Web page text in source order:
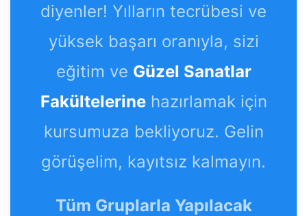
diyenler! Yılların tecrübesi ve
yüksek başarı oranıyla, sizi
eğitim ve Güzel Sanatlar
Fakültelerinehazırlamak için
kursumuza bekliyoruz. Gelin
görüşelim, kayıtsız kalmayın.
Tüm Gruplarla Yapılacak